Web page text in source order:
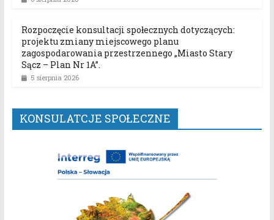
Rozpoczęcie konsultacji społecznych dotyczących:
projektu zmiany miejscowego planu
zagospodarowania przestrzennego „Miasto Stary
Sącz – Plan Nr 1A”.
5 sierpnia 2026
KONSULATCJE SPOŁECZNE